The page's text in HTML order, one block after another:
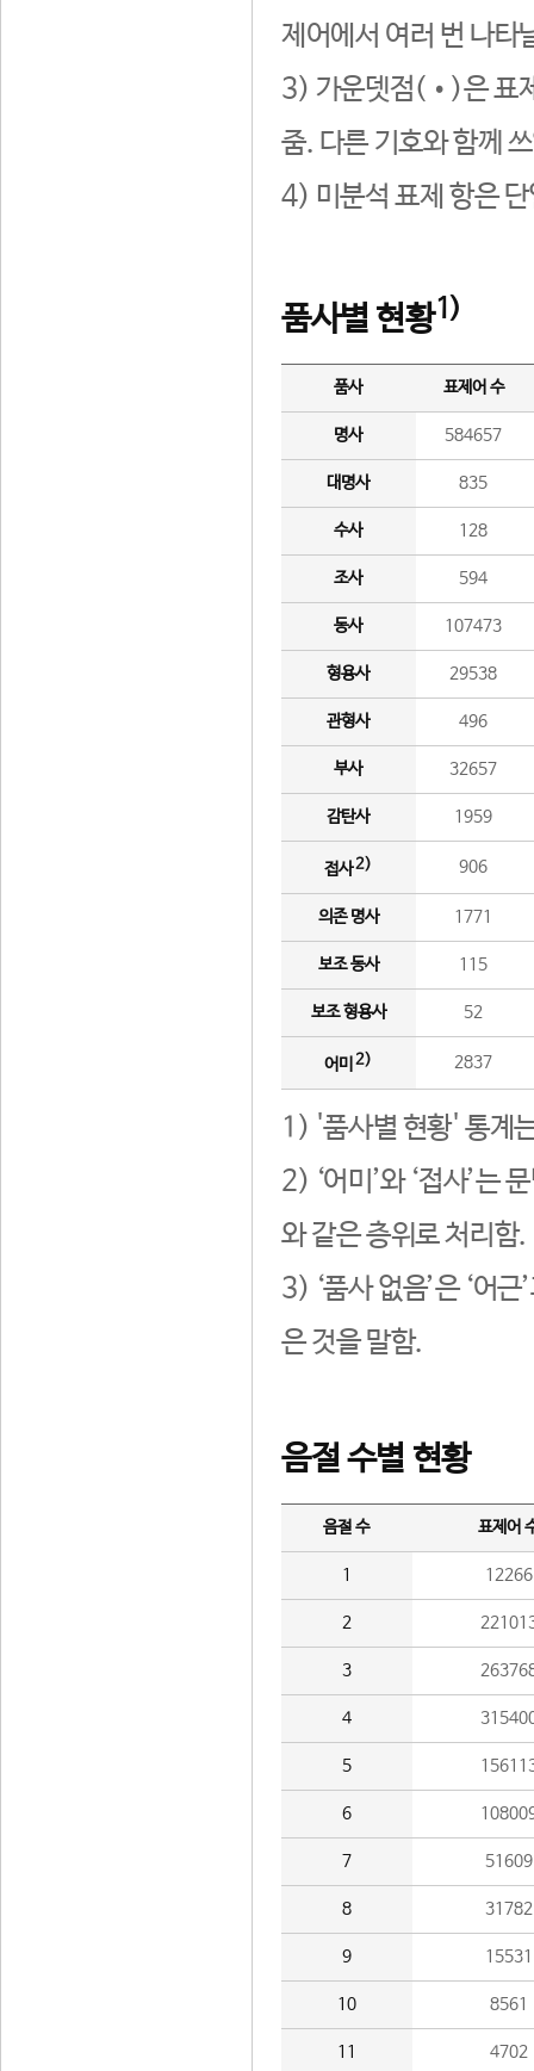
제어에서 여러 번 나타
3) 가운뎃점(•)은 표
줌. 다른 기호와 함께
4) 미분석 표제 항은
품사별 현황1)
품사 표제어 수
명사 584657
대명사 835
수사 128
조사 594
동사 107473
형용사 29538
관형사 496
부사 32657
감탄사 1959
접사2) 906
의존 명사 1771
보조 동사 115
보조 형용사 52
어미 2) 2837
1) '품사별 현황' 통계
2) ‘어미’와 ‘접사’는
와 같은 층위로 처리함.
3) ‘품사 없음’은 ‘어
은 것을 말함.
음절 수별 현황
음절 수 표제어
1 12266
2
3
4
5
6
7 51609
8 31782
9 15531
10 8561
11 4702